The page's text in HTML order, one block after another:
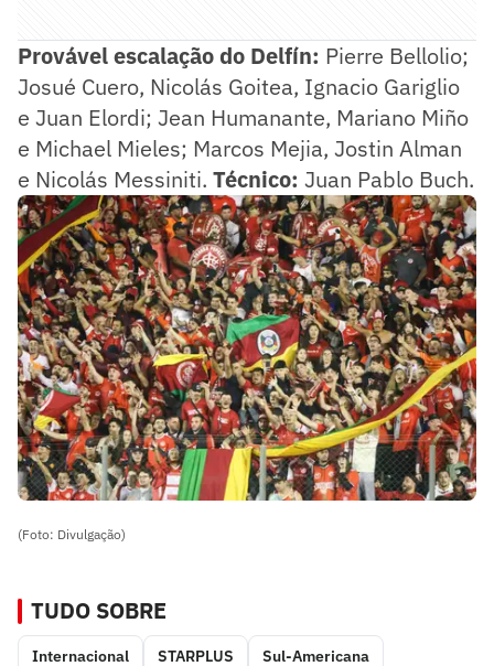
Provável escalação do Delfín: Pierre Bellolio;
Josué Cuero, Nicolás Goitea, Ignacio Gariglio
e Juan Elordi; Jean Humanante, Mariano Miño
e Michael Mieles; Marcos Mejia, Jostin Alman
e Nicolás Messiniti. Técnico: Juan Pablo Buch.
(Foto: Divulgação)
TUDO SOBRE
Internacional STARPLUS Sul-Americana